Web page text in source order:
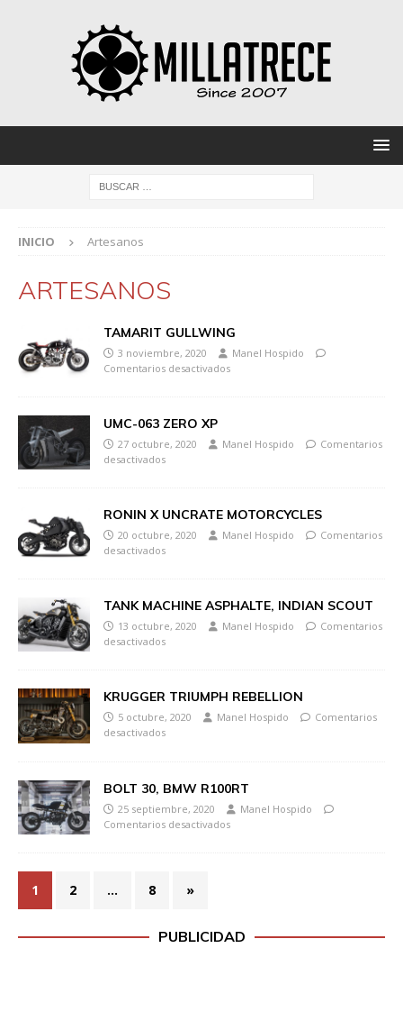
INICIO Artesanos
ARTESANOS
TAMARIT GULLWING
3 noviembre, 2020
Manel Hospido
Comentarios desactivados
UMC-063 ZERO XP
27 octubre, 2020 Manel Hospido
Comentarios
desactivados
RONIN X UNCRATE MOTORCYCLES
20 octubre, 2020 Manel Hospido
Comentarios
desactivados
TANK MACHINE ASPHALTE, INDIAN SCOUT
13 octubre, 2020 Manel Hospido
Comentarios
desactivados
KRUGGER TRIUMPH REBELLION
5 octubre, 2020 Manel Hospido
Comentarios
desactivados
BOLT 30, BMW R100RT
25 septiembre, 2020
Manel Hospido
Comentarios desactivados
1 2 … 8 »
PUBLICIDAD